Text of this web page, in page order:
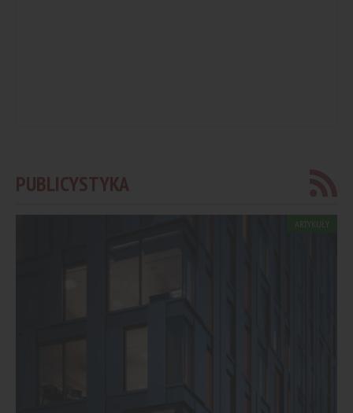
PUBLICYSTYKA
ARTYKUŁY